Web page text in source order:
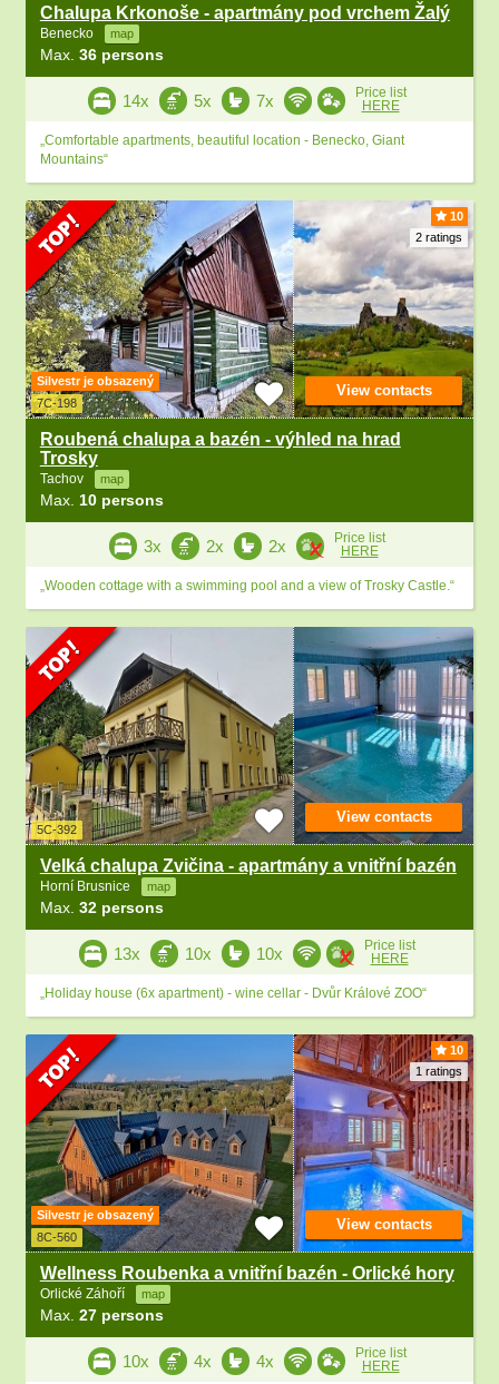
Chalupa Krkonoše - apartmány pod vrchem Žalý
Benecko map
Max. 36 persons
14x 5x 7x
Price list
HERE
„Comfortable apartments, beautiful location - Benecko, Giant
Mountains“
10
2 ratings
Silvestr je obsazený
7C-198
Roubená chalupa a bazén - výhled na hrad
Trosky
Tachov map
Max. 10 persons
View contacts
3x 2x 2x
Price list
HERE
„Wooden cottage with a swimming pool and a view of Trosky Castle.“
5C-392
Velká chalupa Zvičina - apartmány a vnitřní bazén
Horní Brusnice map
Max. 32 persons
View contacts
13x 10x 10x
Price list
HERE
„Holiday house (6x apartment) - wine cellar - Dvůr Králové ZOO“
10
1 ratings
Silvestr je obsazený
8C-560
Wellness Roubenka a vnitřní bazén - Orlické hory
Orlické Záhoří map
Max. 27 persons
View contacts
10x 4x 4x
Price list
HERE